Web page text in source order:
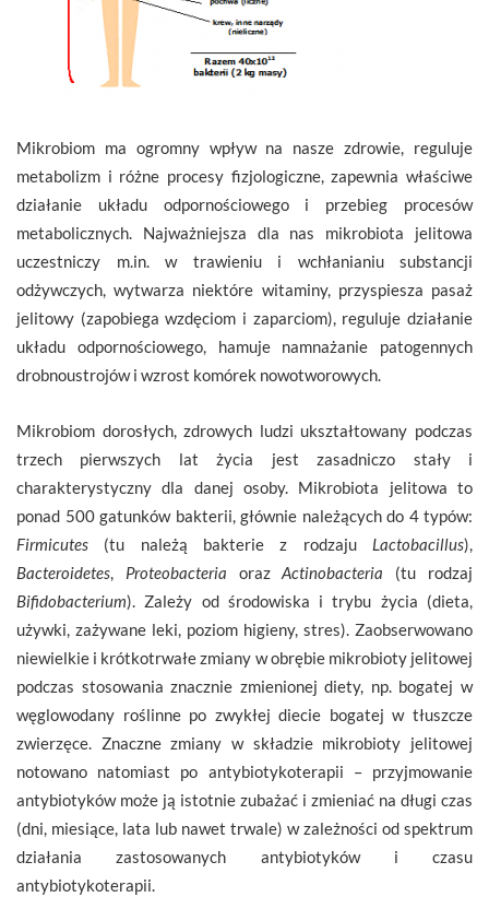
Mikrobiom ma ogromny wpływ na nasze zdrowie, reguluje
metabolizm i różne procesy fizjologiczne, zapewnia właściwe
działanie układu odpornościowego i przebieg procesów
metabolicznych. Najważniejsza dla nas mikrobiota jelitowa
uczestniczy m.in. w trawieniu i wchłanianiu substancji
odżywczych, wytwarza niektóre witaminy, przyspiesza pasaż
jelitowy (zapobiega wzdęciom i zaparciom), reguluje działanie
układu odpornościowego, hamuje namnażanie patogennych
drobnoustrojów i wzrost komórek nowotworowych.
Mikrobiom dorosłych, zdrowych ludzi ukształtowany podczas
trzech pierwszych lat życia jest zasadniczo stały i
charakterystyczny dla danej osoby. Mikrobiota jelitowa to
ponad 500 gatunków bakterii, głównie należących do 4 typów:
Firmicutes (tu należą bakterie z rodzaju Lactobacillus),
Bacteroidetes
Proteobacteria orazActinobacteria (tu rodzaj
Bifidobacterium). Zależy od środowiska i trybu życia (dieta,
używki, zażywane leki, poziom higieny, stres). Zaobserwowano
niewielkie i krótkotrwałe zmiany w obrębie mikrobioty jelitowej
podczas stosowania znacznie zmienionej diety, np. bogatej w
węglowodany roślinne po zwykłej diecie bogatej w tłuszcze
zwierzęce. Znaczne zmiany w składzie mikrobioty jelitowej
notowano natomiast po antybiotykoterapii – przyjmowanie
antybiotyków może ją istotnie zubażać i zmieniać na długi czas
(dni, miesiące, lata lub nawet trwale) w zależności od spektrum
działania zastosowanych antybiotyków i czasu
antybiotykoterapii.